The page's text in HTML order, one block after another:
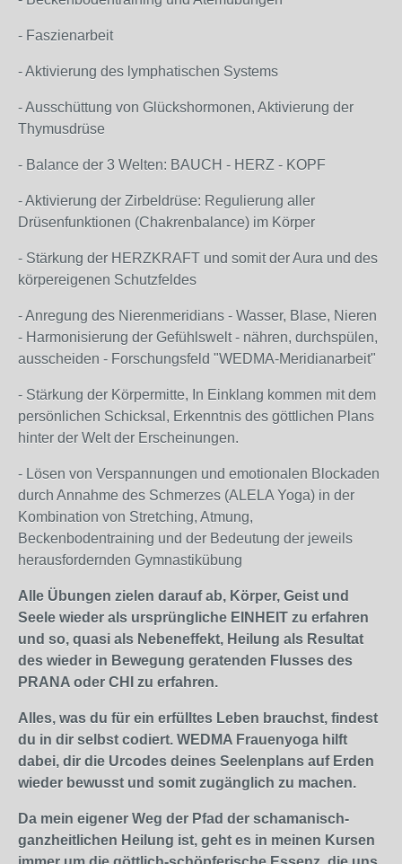
- Faszienarbeit
- Aktivierung des lymphatischen Systems
- Ausschüttung von Glückshormonen, Aktivierung der
Thymusdrüse
- Balance der 3 Welten: BAUCH - HERZ - KOPF
- Aktivierung der Zirbeldrüse: Regulierung aller
Drüsenfunktionen (Chakrenbalance) im Körper
- Stärkung der HERZKRAFT und somit der Aura und des
körpereigenen Schutzfeldes
- Anregung des Nierenmeridians - Wasser, Blase, Nieren
- Harmonisierung der Gefühlswelt - nähren, durchspülen,
ausscheiden - Forschungsfeld "WEDMA-Meridianarbeit"
- Stärkung der Körpermitte, In Einklang kommen mit dem
persönlichen Schicksal, Erkenntnis des göttlichen Plans
hinter der Welt der Erscheinungen.
- Lösen von Verspannungen und emotionalen Blockaden
durch Annahme des Schmerzes (ALELA Yoga) in der
Kombination von Stretching, Atmung,
Beckenbodentraining und der Bedeutung der jeweils
herausfordernden Gymnastikübung
Alle Übungen zielen darauf ab, Körper, Geist und
Seele wieder als ursprüngliche EINHEIT zu erfahren
und so, quasi als Nebeneffekt, Heilung als Resultat
des wieder in Bewegung geratenden Flusses des
PRANA oder CHI zu erfahren.
Alles, was du für ein erfülltes Leben brauchst, findest
du in dir selbst codiert. WEDMA Frauenyoga hilft
dabei, dir die Urcodes deines Seelenplans auf Erden
wieder bewusst und somit zugänglich zu machen.
Da mein eigener Weg der Pfad der schamanisch-
ganzheitlichen Heilung ist, geht es in meinen Kursen